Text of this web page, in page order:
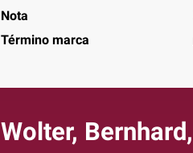
Nota
Término marca
Wolter, Bernhard,